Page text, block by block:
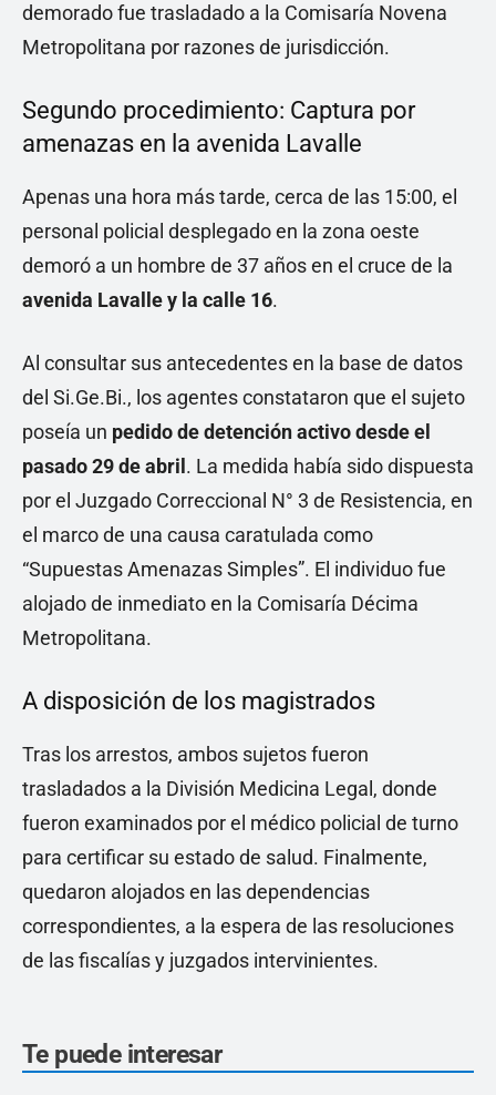
demorado fue trasladado a la Comisaría Novena
Metropolitana por razones de jurisdicción.
Segundo procedimiento: Captura por
amenazas en la avenida Lavalle
Apenas una hora más tarde, cerca de las 15:00, el
personal policial desplegado en la zona oeste
demoró a un hombre de 37 años en el cruce de la
avenida Lavalle y la calle 16.
Al consultar sus antecedentes en la base de datos
del Si.Ge.Bi., los agentes constataron que el sujeto
poseía un pedido de detención activo desde el
pasado 29 de abril . La medida había sido dispuesta
por el Juzgado Correccional N° 3 de Resistencia, en
el marco de una causa caratulada como
“Supuestas Amenazas Simples”. El individuo fue
alojado de inmediato en la Comisaría Décima
Metropolitana.
A disposición de los magistrados
Tras los arrestos, ambos sujetos fueron
trasladados a la División Medicina Legal, donde
fueron examinados por el médico policial de turno
para certificar su estado de salud. Finalmente,
quedaron alojados en las dependencias
correspondientes, a la espera de las resoluciones
de las fiscalías y juzgados intervinientes.
Te puede interesar